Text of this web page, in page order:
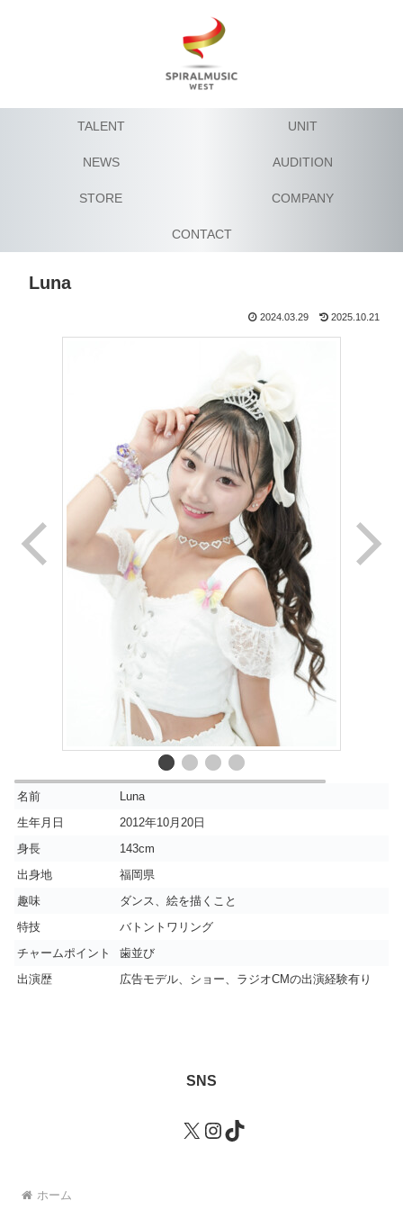
TALENT UNIT
NEWS AUDITION
STORE COMPANY
CONTACT
Luna
2024.03.29 2025.10.21
名前
Luna
生年月日
2012年10月20日
身長
143cm
出身地
福岡県
趣味
ダンス、絵を描くこと
特技
バトントワリング
チャームポイント
歯並び
出演歴
広告モデル、ショー、ラジオCMの出演経験有り
SNS
X Instagram
TikTok
ホーム